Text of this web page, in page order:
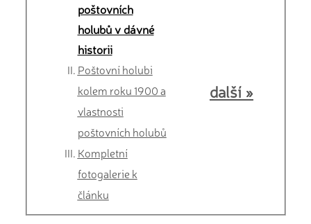
poštovních
holubů v dávné
historii
Poštovní holubi
kolem roku 1900 a
vlastnosti
poštovních holubů
Kompletní
fotogalerie k
článku
další »